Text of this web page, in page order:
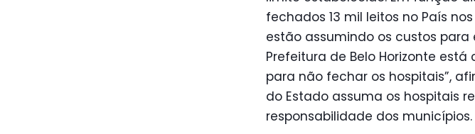
fechados 13 mil leitos no País
estão assumindo os custos para
Prefeitura de Belo Horizonte está
para não fechar os hospitais”,
do Estado assuma os hospitais
responsabilidade dos municípios.